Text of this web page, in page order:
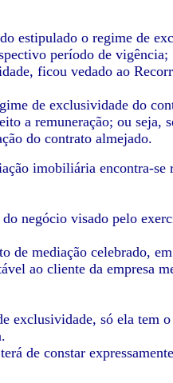
estipulado o regime de
período de vigência;
ficou vedado ao
de exclusividade do
a remuneração; ou
do contrato almejado.
imobiliária encontra-
negócio visado pelo
de mediação celebrado,
ao cliente da empresa
exclusividade, só ela tem
de constar